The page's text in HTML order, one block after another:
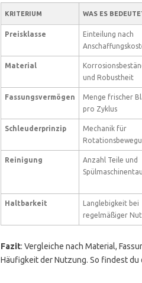
KRITERIUM WAS ES
Preisklasse
Einteilung nach
Material
und Robustheit
Fassungsvermögen
Menge frischer
pro Zyklus
Schleuderprinzip
Mechanik für
Reinigung
Anzahl Teile und
Haltbarkeit
Langlebigkeit bei
regelmäßiger
Fazit: Vergleiche nach Material,
Häufigkeit der Nutzung. So findest